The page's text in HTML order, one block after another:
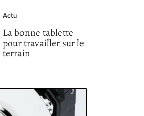
Actu
La bonne tablette
pour travailler sur le
terrain